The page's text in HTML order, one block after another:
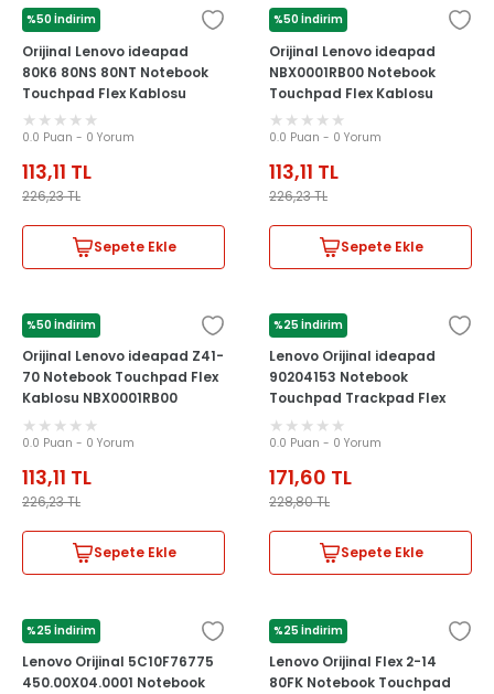
%50 İndirim
LENOVO
Orijinal Lenovo ideapad
80K6 80NS 80NT Notebook
Touchpad Flex Kablosu
NBX0001RB00
0.0 Puan - 0 Yorum
113,11 TL
226,23TL
Sepete Ekle
%50 İndirim
LENOVO
Orijinal Lenovo ideapad
NBX0001RB00 Notebook
Touchpad Flex Kablosu
0.0 Puan - 0 Yorum
113,11 TL
226,23TL
Sepete Ekle
%50 İndirim
LENOVO
Orijinal Lenovo ideapad Z41-
70 Notebook Touchpad Flex
Kablosu NBX0001RB00
0.0 Puan - 0 Yorum
113,11 TL
226,23TL
Sepete Ekle
%25 İndirim
LENOVO
Lenovo Orijinal ideapad
90204153 Notebook
Touchpad Trackpad Flex
Kablosu
0.0 Puan - 0 Yorum
171,60 TL
228,80TL
Sepete Ekle
%25 İndirim
LENOVO
Lenovo Orijinal 5C10F76775
450.00X04.0001 Notebook
%25 İndirim
LENOVO
Lenovo Orijinal Flex 2-14
80FK Notebook Touchpad